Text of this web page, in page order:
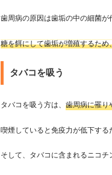
歯周病の原因は歯垢の中の細菌が
糖を餌にして歯垢が増殖するた
タバコを吸う
タバコを吸う方は、歯周病に罹り
喫煙していると免疫力が低下する
そして、タバコに含まれるニコチ